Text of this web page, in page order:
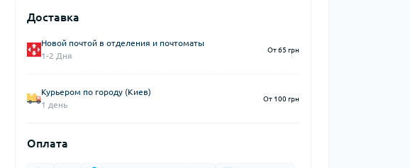
Доставка
Новой почтой в отделения и почтоматы
1-2 Дня
От 65 грн
Курьером по городу (Киев)
1 день
От 100 грн
Оплата